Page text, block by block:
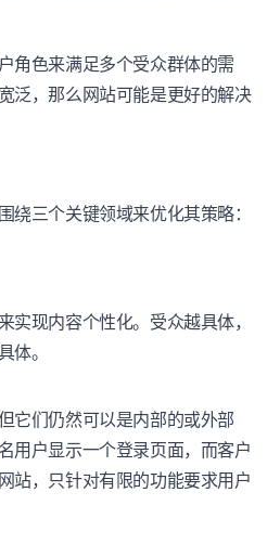
角色来满足多个受众群体的需
泛，那么网站可能是更好的解决
绕三个关键领域来优化其策略：
实现内容个性化。受众越具体，
体。
它们仍然可以是内部的或外部
用户显示一个登录页面，而客户
站，只针对有限的功能要求用户